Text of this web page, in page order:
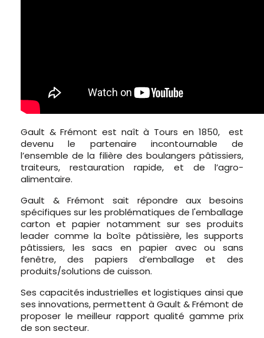
Gault & Frémont est naît à Tours en 1850, est
devenu le partenaire incontournable de
l’ensemble de la filière des boulangers pâtissiers,
traiteurs, restauration rapide, et de l’agro-
alimentaire.
Gault & Frémont sait répondre aux besoins
spécifiques sur les problématiques de l'emballage
carton et papier notamment sur ses produits
leader comme la boîte pâtissière, les supports
pâtissiers, les sacs en papier avec ou sans
fenêtre, des papiers d’emballage et des
produits/solutions de cuisson.
Ses capacités industrielles et logistiques ainsi que
ses innovations, permettent à Gault & Frémont de
proposer le meilleur rapport qualité gamme prix
de son secteur.